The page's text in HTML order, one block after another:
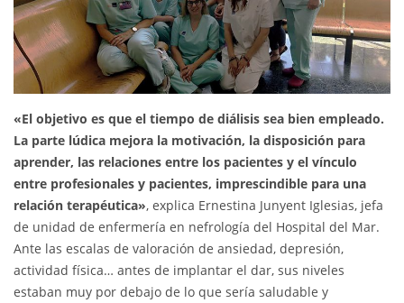
«El objetivo es que el tiempo de diálisis sea bien empleado.
La parte lúdica mejora la motivación, la disposición para
aprender, las relaciones entre los pacientes y el vínculo
entre profesionales y pacientes, imprescindible para una
relación terapéutica», explica Ernestina Junyent Iglesias, jefa
de unidad de enfermería en nefrología del Hospital del Mar.
Ante las escalas de valoración de ansiedad, depresión,
actividad física… antes de implantar el dar, sus niveles
estaban muy por debajo de lo que sería saludable y